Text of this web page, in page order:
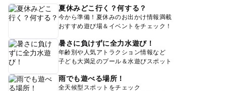
夏休みどこ行く？何する？
今から準備！夏休みのお出かけ情報満載
おすすめ遊び場＆イベントをチェック！
暑さに負けずに全力水遊び！
年齢別や人気アトラクション情報など
子ども大満足のプール＆水遊びスポット
雨でも遊べる場所！
全天候型スポットをチェック